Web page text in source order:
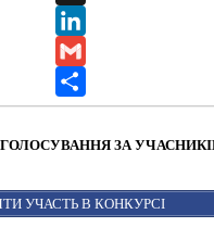
X
LinkedIn
Gmail
Share
ГОЛОСУВАННЯ ЗА УЧАСНИКІВ
УЧАСТЬ В КОНКУРСІ